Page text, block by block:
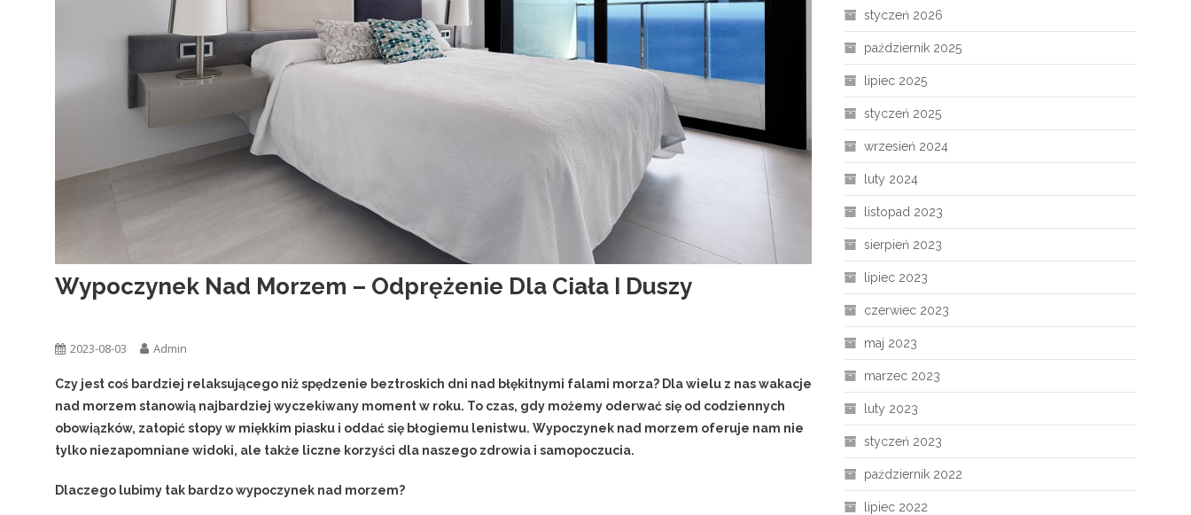
Wypoczynek Nad Morzem – Odprężenie Dla Ciała I Duszy
2023-08-03 Admin
Czy jest coś bardziej relaksującego niż spędzenie beztroskich dni nad błękitnymi falami morza? Dla wielu z nas wakacje
nad morzem stanowią najbardziej wyczekiwany moment w roku. To czas, gdy możemy oderwać się od codziennych
obowiązków, zatopić stopy w miękkim piasku i oddać się błogiemu lenistwu. Wypoczynek nad morzem oferuje nam nie
tylko niezapomniane widoki, ale także liczne korzyści dla naszego zdrowia i samopoczucia.
Dlaczego lubimy tak bardzo wypoczynek nad morzem?
styczeń 2026
październik 2025
lipiec 2025
styczeń 2025
wrzesień 2024
luty 2024
listopad 2023
sierpień 2023
lipiec 2023
czerwiec 2023
maj 2023
marzec 2023
luty 2023
styczeń 2023
październik 2022
lipiec 2022